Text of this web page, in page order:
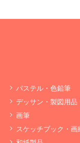
パステル・色鉛筆
デッサン・製図用品
画筆
スケッチブック・画